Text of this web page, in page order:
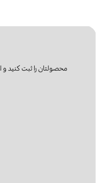
محصولتان را ثبت کنید